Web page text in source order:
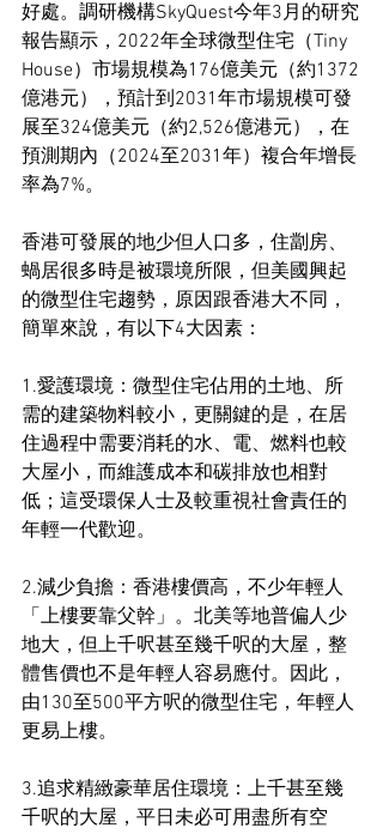
好處。調研機構SkyQuest今年3月的研究
報告顯示，2022年全球微型住宅（Tiny
House）市場規模為176億美元（約1372
億港元），預計到2031年市場規模可發
展至324億美元（約2,526億港元），在
預測期內（2024至2031年）複合年增長
率為7%。
香港可發展的地少但人口多，住劏房、
蝸居很多時是被環境所限，但美國興起
的微型住宅趨勢，原因跟香港大不同，
簡單來說，有以下4大因素：
1.愛護環境：微型住宅佔用的土地、所
需的建築物料較小，更關鍵的是，在居
住過程中需要消耗的水、電、燃料也較
大屋小，而維護成本和碳排放也相對
低；這受環保人士及較重視社會責任的
年輕一代歡迎。
2.減少負擔：香港樓價高，不少年輕人
「上樓要靠父幹」。北美等地普偏人少
地大，但上千呎甚至幾千呎的大屋，整
體售價也不是年輕人容易應付。因此，
由130至500平方呎的微型住宅，年輕人
更易上樓。
3.追求精緻豪華居住環境：上千甚至幾
千呎的大屋，平日未必可用盡所有空